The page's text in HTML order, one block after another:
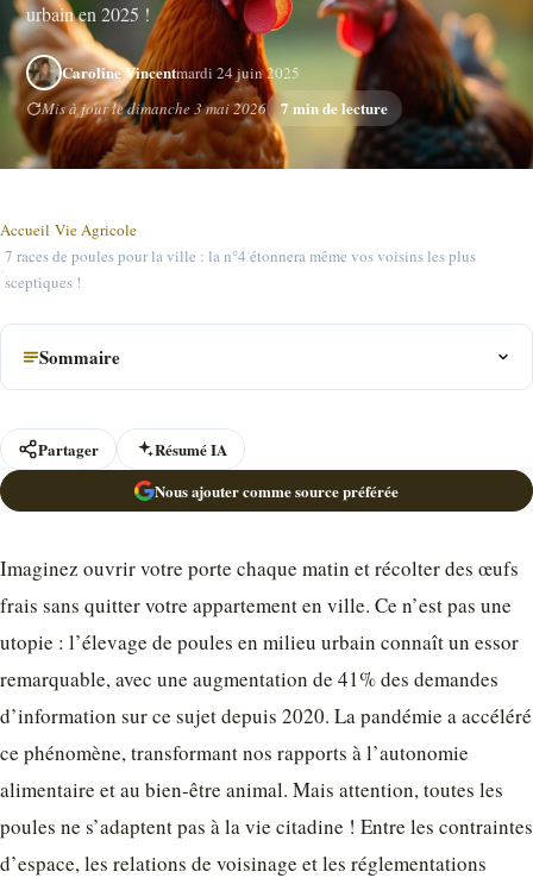
urbain en 2025 !
Caroline Vincentmardi 24 juin 2025
Mis à jour le dimanche 3 mai 2026
7 min de lecture
Accueil›Vie Agricole
›
7 races de poules pour la ville : la n°4 étonnera même vos voisins les plus
sceptiques !
Sommaire
Partager
Résumé IA
Nous ajouter comme source préférée
Imaginez ouvrir votre porte chaque matin et récolter des œufs
frais sans quitter votre appartement en ville. Ce n’est pas une
utopie : l’élevage de poules en milieu urbain connaît un essor
remarquable, avec une augmentation de 41% des demandes
d’information sur ce sujet depuis 2020. La pandémie a accéléré
ce phénomène, transformant nos rapports à l’autonomie
alimentaire et au bien-être animal. Mais attention, toutes les
poules ne s’adaptent pas à la vie citadine ! Entre les contraintes
d’espace, les relations de voisinage et les réglementations